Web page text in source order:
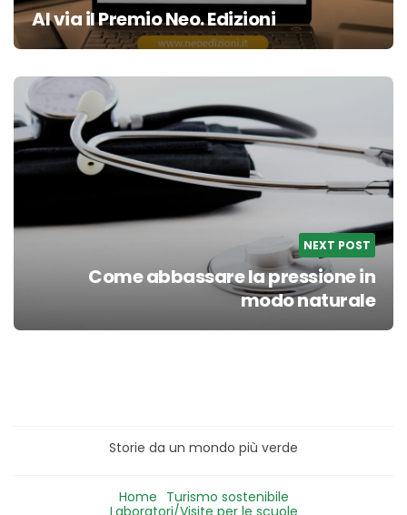
Al via il Premio Neo. Edizioni
NEXT POST
Come abbassare la pressione in
modo naturale
Storie da un mondo più verde
Home Turismo sostenibile
Laboratori/Visite per le scuole